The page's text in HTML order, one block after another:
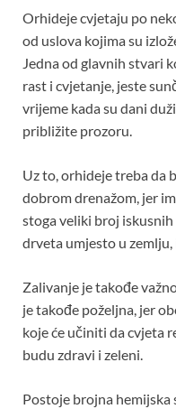
Orhideje cvjetaju po
od uslova kojima su
Jedna od glavnih stvari
rast i cvjetanje, jeste
vrijeme kada su dani
približite prozoru.
Uz to, orhideje treba da
dobrom drenažom, jer
stoga veliki broj
drveta umjesto u
Zalivanje je takođe
je takođe poželjna, jer
koje će učiniti da cvjeta
budu zdravi i zeleni.
Postoje brojna